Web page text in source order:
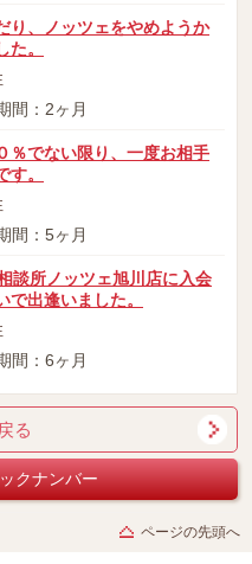
り、ノッツェをやめようか
。
間：2ヶ月
％でない限り、一度お相手
。
間：5ヶ月
談所ノッツェ旭川店に入会
で出逢いました。
間：6ヶ月
る
クナンバー
ページの先頭へ